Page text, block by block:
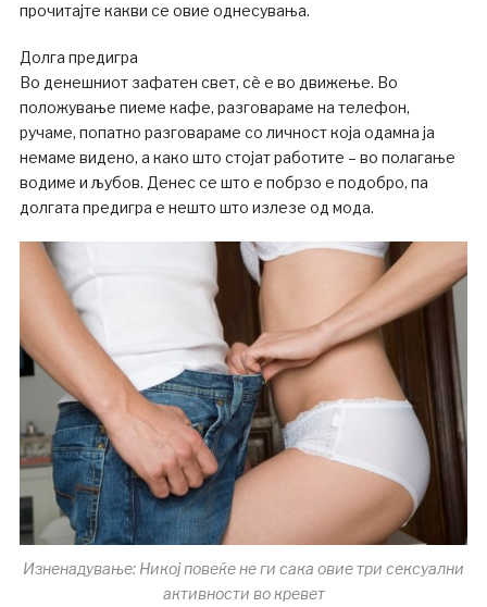
прочитајте какви се овие однесувања.
Долга предигра
Во денешниот зафатен свет, сè е во движење. Во
положување пиеме кафе, разговараме на телефон,
ручаме, попатно разговараме со личност која одамна ја
немаме видено, а како што стојат работите – во полагање
водиме и љубов. Денес се што е побрзо е подобро, па
долгата предигра е нешто што излезе од мода.
Изненадување: Никој повеќе не ги сака овие три сексуални
активности во кревет